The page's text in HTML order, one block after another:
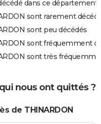
dans ce département
sont rarement
sont peu décédés
sont fréquemment
sont très
nous ont quittés ?
de THINARDON